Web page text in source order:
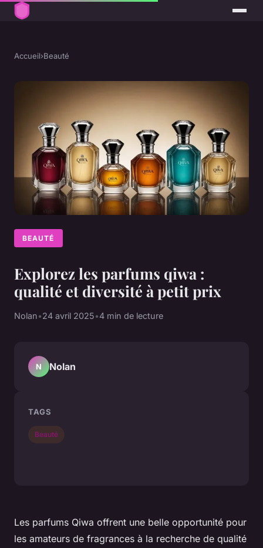
Accueil›Beauté
BEAUTÉ
Explorez les parfums qiwa :
qualité et diversité à petit prix
Nolan•24 avril 2025•4 min de lecture
Les parfums Qiwa offrent une belle opportunité pour
les amateurs de fragrances à la recherche de qualité
N Nolan
TAGS
Beauté